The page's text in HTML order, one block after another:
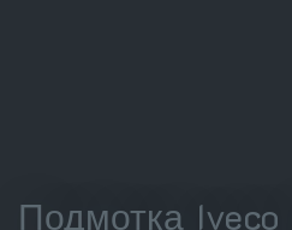
Подмотка